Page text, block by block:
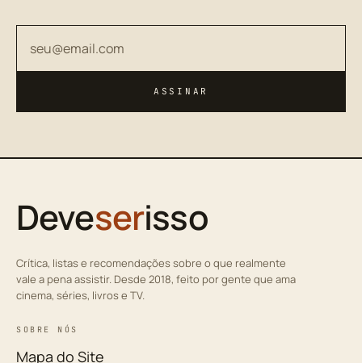
ASSINAR
Deveserisso
Crítica, listas e recomendações sobre o que realmente
vale a pena assistir. Desde 2018, feito por gente que ama
cinema, séries, livros e TV.
SOBRE NÓS
Mapa do Site